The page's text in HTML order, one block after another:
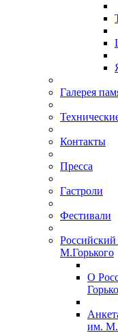
Галерея
Контакты
Пресса
Гастроли
Фестивали
Российский
М.Горького
О
им. М.